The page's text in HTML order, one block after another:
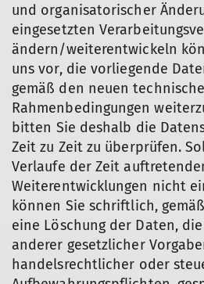
und organisatorischer
eingesetzten
ändern/weiterentwickeln
uns vor, die vorliegende
gemäß den neuen
Rahmenbedingungen
bitten Sie deshalb die
Zeit zu Zeit zu überprüfen.
Verlaufe der Zeit
Weiterentwicklungen nicht
können Sie schriftlich, gemäß
eine Löschung der Daten,
anderer gesetzlicher
handelsrechtlicher oder